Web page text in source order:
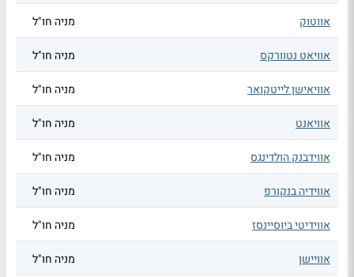
אווטוק מניה חו"ל
אוויאט נטוורקס מניה חו"ל
אוויאישן לייטקואר מניה חו"ל
אוויאנט מניה חו"ל
אווידבנק הולדינגס מניה חו"ל
אווידיה בנקורפ מניה חו"ל
אווידיטי ביוסיינסז מניה חו"ל
אוויישן מניה חו"ל